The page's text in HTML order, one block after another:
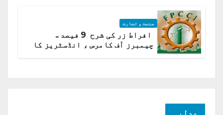
صنعت و تجارت
افراط زر کی شرح 9 فیصد ..
چیمبرز آف کامرس ، انڈسٹریز کا